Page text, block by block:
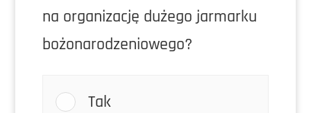
na organizację dużego jarmarku
bożonarodzeniowego?
Tak